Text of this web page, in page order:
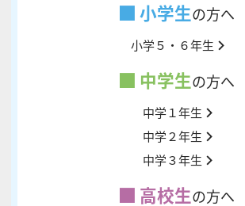
小学生の方へ
小学５・６年生
中学生の方へ
中学１年生
中学２年生
中学３年生
高校生の方へ